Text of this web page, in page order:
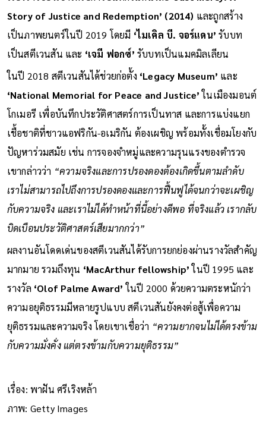
Story of Justice and Redemption’ (2014) และถูกสร้าง
เป็นภาพยนตร์ในปี 2019 โดยมี ‘ไมเคิล บี. จอร์แดน’ รับบท
เป็นสตีเวนสัน และ ‘เจมี ฟอกซ์’ รับบทเป็นแมคมิลเลียน
ในปี 2018 สตีเวนสันได้ช่วยก่อตั้ง ‘Legacy Museum’ และ
‘National Memorial for Peace and Justice’ในเมืองมอนต์
โกเมอรี เพื่อบันทึกประวัติศาสตร์การเป็นทาส และการแบ่งแยก
เชื้อชาติที่ชาวแอฟริกัน-อเมริกัน ต้องเผชิญ พร้อมทั้งเชื่อมโยงกับ
ปัญหาร่วมสมัย เช่น การจองจำหมู่และความรุนแรงของตำรวจ
เขากล่าวว่า “ความจริงและการปรองดองต้องเกิดขึ้นตามลำดับ
เราไม่สามารถไปถึงการปรองดองและการฟื้นฟูได้จนกว่าจะเผชิญ
กับความจริง และเราไม่ได้ทำหน้าที่นี้อย่างดีพอ ที่จริงแล้ว เรากลับ
บิดเบือนประวัติศาสตร์เสียมากกว่า”
ผลงานอันโดดเด่นของสตีเวนสันได้รับการยกย่องผ่านรางวัลสำคัญ
มากมาย รวมถึงทุน ‘MacArthur fellowship’ในปี 1995 และ
รางวัล ‘Olof Palme Award’ ในปี 2000 ด้วยความตระหนักว่า
ความอยุติธรรมมีหลายรูปแบบ สตีเวนสันยังคงต่อสู้เพื่อความ
ยุติธรรมและความจริง โดยเขาเชื่อว่า “ความยากจนไม่ได้ตรงข้าม
กับความมั่งคั่ง แต่ตรงข้ามกับความยุติธรรม”
เรื่อง: พาฝัน ศรีเริงหล้า
ภาพ: Getty Images